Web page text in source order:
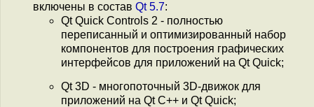
включены в состав Qt 5.7:
Qt Quick Controls 2 - полностью
переписанный и оптимизированный набор
компонентов для построения графических
интерфейсов для приложений на Qt Quick;
Qt 3D - многопоточный 3D-движок для
приложений на Qt C++ и Qt Quick;